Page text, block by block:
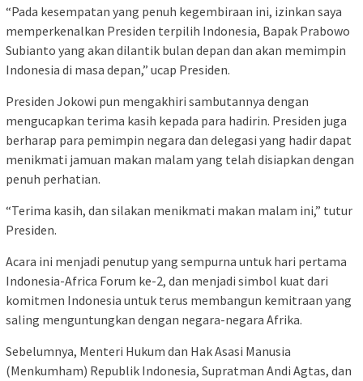
“Pada kesempatan yang penuh kegembiraan ini, izinkan saya
memperkenalkan Presiden terpilih Indonesia, Bapak Prabowo
Subianto yang akan dilantik bulan depan dan akan memimpin
Indonesia di masa depan,” ucap Presiden.
Presiden Jokowi pun mengakhiri sambutannya dengan
mengucapkan terima kasih kepada para hadirin. Presiden juga
berharap para pemimpin negara dan delegasi yang hadir dapat
menikmati jamuan makan malam yang telah disiapkan dengan
penuh perhatian.
“Terima kasih, dan silakan menikmati makan malam ini,” tutur
Presiden.
Acara ini menjadi penutup yang sempurna untuk hari pertama
Indonesia-Africa Forum ke-2, dan menjadi simbol kuat dari
komitmen Indonesia untuk terus membangun kemitraan yang
saling menguntungkan dengan negara-negara Afrika.
Sebelumnya, Menteri Hukum dan Hak Asasi Manusia
(Menkumham) Republik Indonesia, Supratman Andi Agtas, dan